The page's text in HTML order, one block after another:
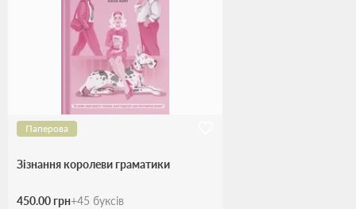
Паперова
Зізнання королеви граматики
450.00 грн+45 буксів